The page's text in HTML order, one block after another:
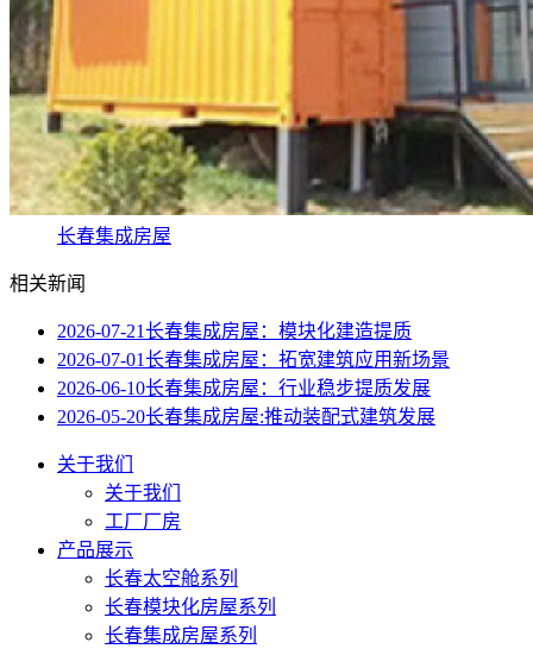
长春集成房屋
相关新闻
2026-07-21长春集成房屋：模块化建造提质
2026-07-01长春集成房屋：拓宽建筑应用新场景
2026-06-10长春集成房屋：行业稳步提质发展
2026-05-20长春集成房屋:推动装配式建筑发展
关于我们
关于我们
工厂厂房
产品展示
长春太空舱系列
长春模块化房屋系列
长春集成房屋系列